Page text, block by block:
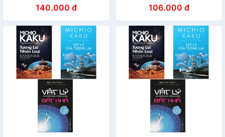
140.000 đ 106.000 đ